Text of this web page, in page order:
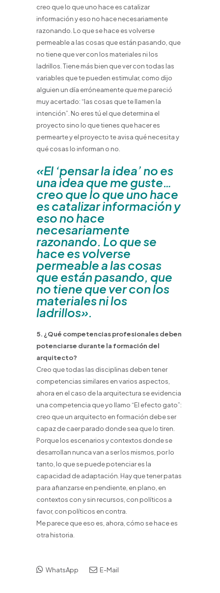
creo que lo que uno hace es catalizar
información y eso no hace necesariamente
razonando. Lo que se hace es volverse
permeable a las cosas que están pasando, que
no tiene que ver con los materiales ni los
ladrillos. Tiene más bien que ver con todas las
variables que te pueden estimular, como dijo
alguien un día erróneamente que me pareció
muy acertado: “las cosas que te llamen la
intención”. No eres tú el que determina el
proyecto sino lo que tienes que hacer es
permearte y el proyecto te avisa qué necesita y
qué cosas lo informan o no.
«El ‘pensar la idea’ no es
una idea que me guste…
creo que lo que uno hace
es catalizar información y
eso no hace
necesariamente
razonando. Lo que se
hace es volverse
permeable a las cosas
que están pasando, que
no tiene que ver con los
materiales ni los
ladrillos».
5. ¿Qué competencias profesionales deben
potenciarse durante la formación del
arquitecto?
Creo que todas las disciplinas deben tener
competencias similares en varios aspectos,
ahora en el caso de la arquitectura se evidencia
una competencia que yo llamo “El efecto gato”:
creo que un arquitecto en formación debe ser
capaz de caer parado donde sea que lo tiren.
Porque los escenarios y contextos donde se
desarrollan nunca van a ser los mismos, por lo
tanto, lo que se puede potenciar es la
capacidad de adaptación. Hay que tener patas
para afianzarse en pendiente, en plano, en
contextos con y sin recursos, con políticos a
favor, con políticos en contra.
Me parece que eso es, ahora, cómo se hace es
otra historia.
WhatsApp E-Mail